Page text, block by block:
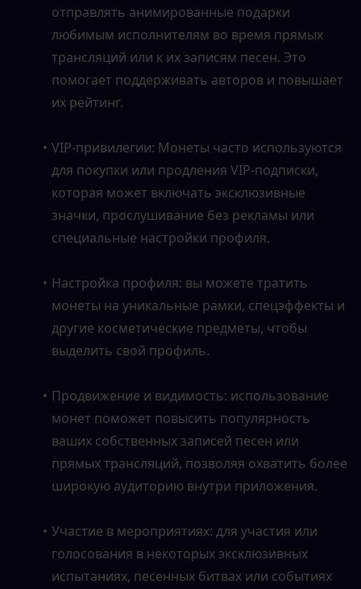
отправлять анимированные подарки
любимым исполнителям во время прямых
трансляций или к их записям песен. Это
помогает поддерживать авторов и повышает
их рейтинг.
VIP-привилегии: Монеты часто используются
для покупки или продления VIP-подписки,
которая может включать эксклюзивные
значки, прослушивание без рекламы или
специальные настройки профиля.
Настройка профиля: вы можете тратить
монеты на уникальные рамки, спецэффекты и
другие косметические предметы, чтобы
выделить свой профиль.
Продвижение и видимость: использование
монет поможет повысить популярность
ваших собственных записей песен или
прямых трансляций, позволяя охватить более
широкую аудиторию внутри приложения.
Участие в мероприятиях: для участия или
голосования в некоторых эксклюзивных
испытаниях, песенных битвах или событиях